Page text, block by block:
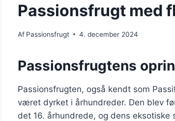
Passionsfrugt med
Af Passionsfrugt 4. december 2024
Passionsfrugtens
Passionsfrugten, også kendt som
været dyrket i århundreder. Den blev
det 16. århundrede, og dens